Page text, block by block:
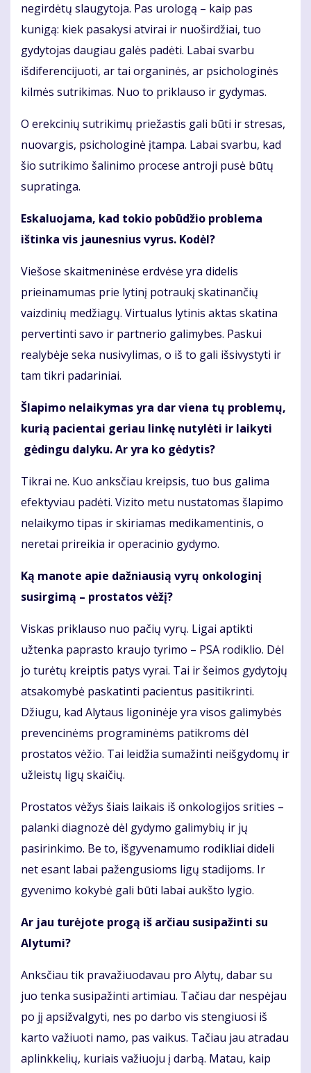
negirdėtų slaugytoja. Pas urologą – kaip pas
kunigą: kiek pasakysi atvirai ir nuoširdžiai, tuo
gydytojas daugiau galės padėti. Labai svarbu
išdiferencijuoti, ar tai organinės, ar psichologinės
kilmės sutrikimas. Nuo to priklauso ir gydymas.
O erekcinių sutrikimų priežastis gali būti ir stresas,
nuovargis, psichologinė įtampa. Labai svarbu, kad
šio sutrikimo šalinimo procese antroji pusė būtų
supratinga.
Eskaluojama, kad tokio pobūdžio problema
ištinka vis jaunesnius vyrus. Kodėl?
Viešose skaitmeninėse erdvėse yra didelis
prieinamumas prie lytinį potraukį skatinančių
vaizdinių medžiagų. Virtualus lytinis aktas skatina
pervertinti savo ir partnerio galimybes. Paskui
realybėje seka nusivylimas, o iš to gali išsivystyti ir
tam tikri padariniai.
Šlapimo nelaikymas yra dar viena tų problemų,
kurią pacientai geriau linkę nutylėti ir laikyti
gėdingu dalyku. Ar yra ko gėdytis?
Tikrai ne. Kuo anksčiau kreipsis, tuo bus galima
efektyviau padėti. Vizito metu nustatomas šlapimo
nelaikymo tipas ir skiriamas medikamentinis, o
neretai prireikia ir operacinio gydymo.
Ką manote apie dažniausią vyrų onkologinį
susirgimą – prostatos vėžį?
Viskas priklauso nuo pačių vyrų. Ligai aptikti
užtenka paprasto kraujo tyrimo – PSA rodiklio. Dėl
jo turėtų kreiptis patys vyrai. Tai ir šeimos gydytojų
atsakomybė paskatinti pacientus pasitikrinti.
Džiugu, kad Alytaus ligoninėje yra visos galimybės
prevencinėms programinėms patikroms dėl
prostatos vėžio. Tai leidžia sumažinti neišgydomų ir
užleistų ligų skaičių.
Prostatos vėžys šiais laikais iš onkologijos srities –
palanki diagnozė dėl gydymo galimybių ir jų
pasirinkimo. Be to, išgyvenamumo rodikliai dideli
net esant labai pažengusioms ligų stadijoms. Ir
gyvenimo kokybė gali būti labai aukšto lygio.
Ar jau turėjote progą iš arčiau susipažinti su
Alytumi?
Anksčiau tik pravažiuodavau pro Alytų, dabar su
juo tenka susipažinti artimiau. Tačiau dar nespėjau
po jį apsižvalgyti, nes po darbo vis stengiuosi iš
karto važiuoti namo, pas vaikus. Tačiau jau atradau
aplinkkelių, kuriais važiuoju į darbą. Matau, kaip